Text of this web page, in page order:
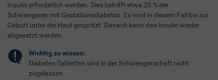
Insulin erforderlich werden. Dies betrifft etwa 20 % der
Schwangeren mit Gestationsdiabetes. Es wird in diesem Fall bis zur
Geburt unter die Haut gespritzt. Danach kann das Insulin wieder
abgesetzt werden.
Wichtig zu wissen:
Diabetes-Tabletten sind in der Schwangerschaft nicht
zugelassen.